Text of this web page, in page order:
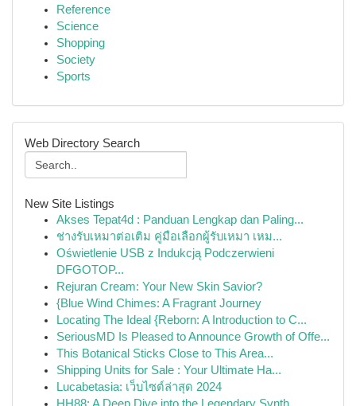
Reference
Science
Shopping
Society
Sports
Web Directory Search
New Site Listings
Akses Tepat4d : Panduan Lengkap dan Paling...
ช่างรับเหมาต่อเติม คู่มือเลือกผู้รับเหมา เหม...
Oświetlenie USB z Indukcją Podczerwieni
DFGOTOP...
Rejuran Cream: Your New Skin Savior?
{Blue Wind Chimes: A Fragrant Journey
Locating The Ideal {Reborn: A Introduction to C...
SeriousMD Is Pleased to Announce Growth of Offe...
This Botanical Sticks Close to This Area...
Shipping Units for Sale : Your Ultimate Ha...
Lucabetasia: เว็บไซต์ล่าสุด 2024